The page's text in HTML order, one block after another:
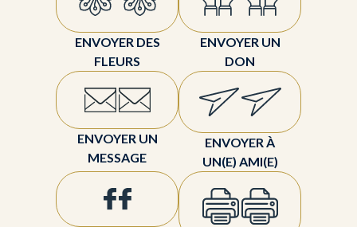
ENVOYER DES
FLEURS
ENVOYER UN
DON
ENVOYER UN
MESSAGE
ENVOYER À
UN(E) AMI(E)